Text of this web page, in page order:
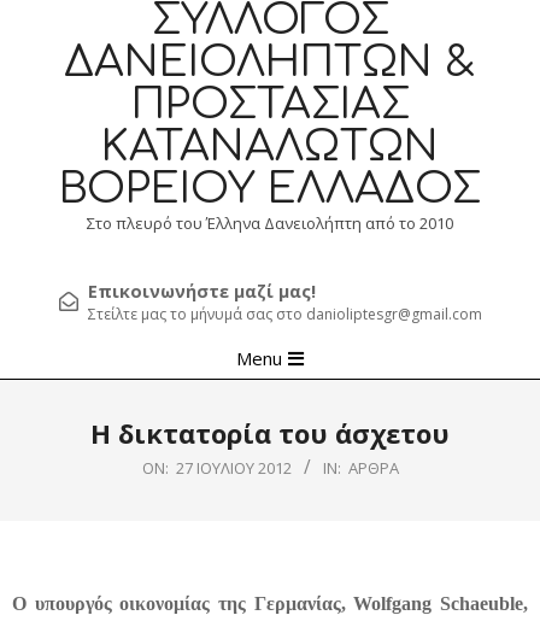
ΣΎΛΛΟΓΟΣ
ΔΑΝΕΙΟΛΗΠΤΏΝ &
ΠΡΟΣΤΑΣΊΑΣ
ΚΑΤΑΝΑΛΩΤΏΝ
ΒΟΡΕΊΟΥ ΕΛΛΆΔΟΣ
Στο πλευρό του Έλληνα Δανειολήπτη από το 2010
Επικοινωνήστε μαζί μας!
Στείλτε μας το μήνυμά σας στο danioliptesgr@gmail.com
Navigation
Menu
Η δικτατορία του άσχετου
ON: 27 ΙΟΥΛΊΟΥ 2012 IN: ΆΡΘΡΑ
Ο υπουργός οικονομίας της Γερμανίας, Wolfgang Schaeuble,